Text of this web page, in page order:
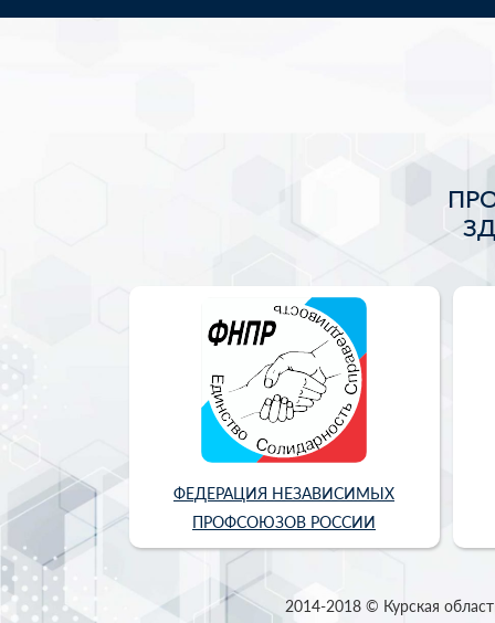
ФЕДЕРАЦИЯ НЕЗАВИСИМЫХ
ПРОФСОЮЗОВ РОССИИ
2014-2018 © Курская